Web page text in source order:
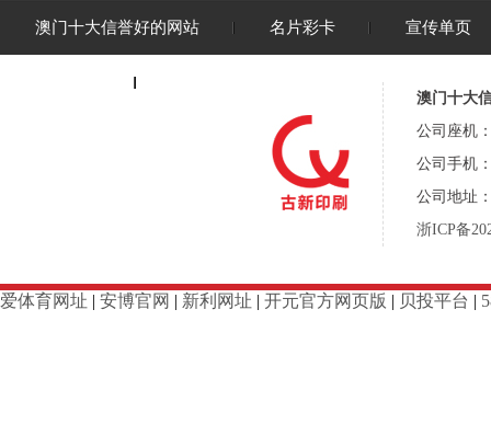
澳门十大信誉好的网站 名片彩卡 宣传单页
澳门十大
公司座机
公司手机
公司地址
浙ICP备
爱体育网址 | 安博官网 | 新利网址 | 开元官方网页版 | 贝投平台 |